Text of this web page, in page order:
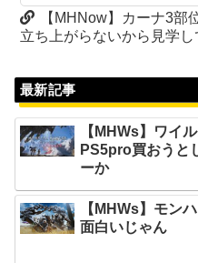
【MHNow】カーナ3部
立ち上がらないから見学し
最新記事
【MHWs】ワイ
PS5pro買おうと
ーか
【MHWs】モン
面白いじゃん